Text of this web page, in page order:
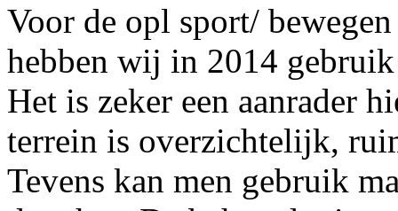
Voor de opl sport/
hebben wij in 2014
Het is zeker een aanrader
terrein is overzichtelijk,
Tevens kan men gebruik